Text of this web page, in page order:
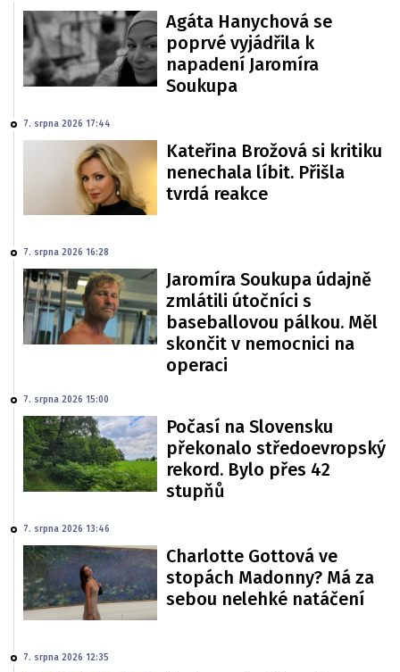
Agáta Hanychová se
poprvé vyjádřila k
napadení Jaromíra
Soukupa
7. srpna 2026 17:44
Kateřina Brožová si kritiku
nenechala líbit. Přišla
tvrdá reakce
7. srpna 2026 16:28
Jaromíra Soukupa údajně
zmlátili útočníci s
baseballovou pálkou. Měl
skončit v nemocnici na
operaci
7. srpna 2026 15:00
Počasí na Slovensku
překonalo středoevropský
rekord. Bylo přes 42
stupňů
7. srpna 2026 13:46
Charlotte Gottová ve
stopách Madonny? Má za
sebou nelehké natáčení
7. srpna 2026 12:35